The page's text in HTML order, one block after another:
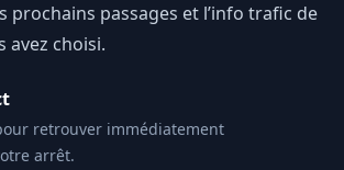
prochains passages et l’info trafic de
avez choisi.
retrouver immédiatement
arrêt.